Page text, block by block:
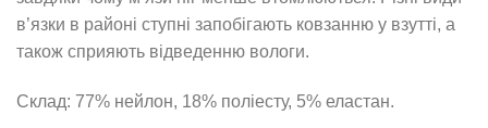
в’язки в районі ступні запобігають ковзанню у взутті, а
також сприяють відведенню вологи.
Склад: 77% нейлон, 18% поліесту, 5% еластан.